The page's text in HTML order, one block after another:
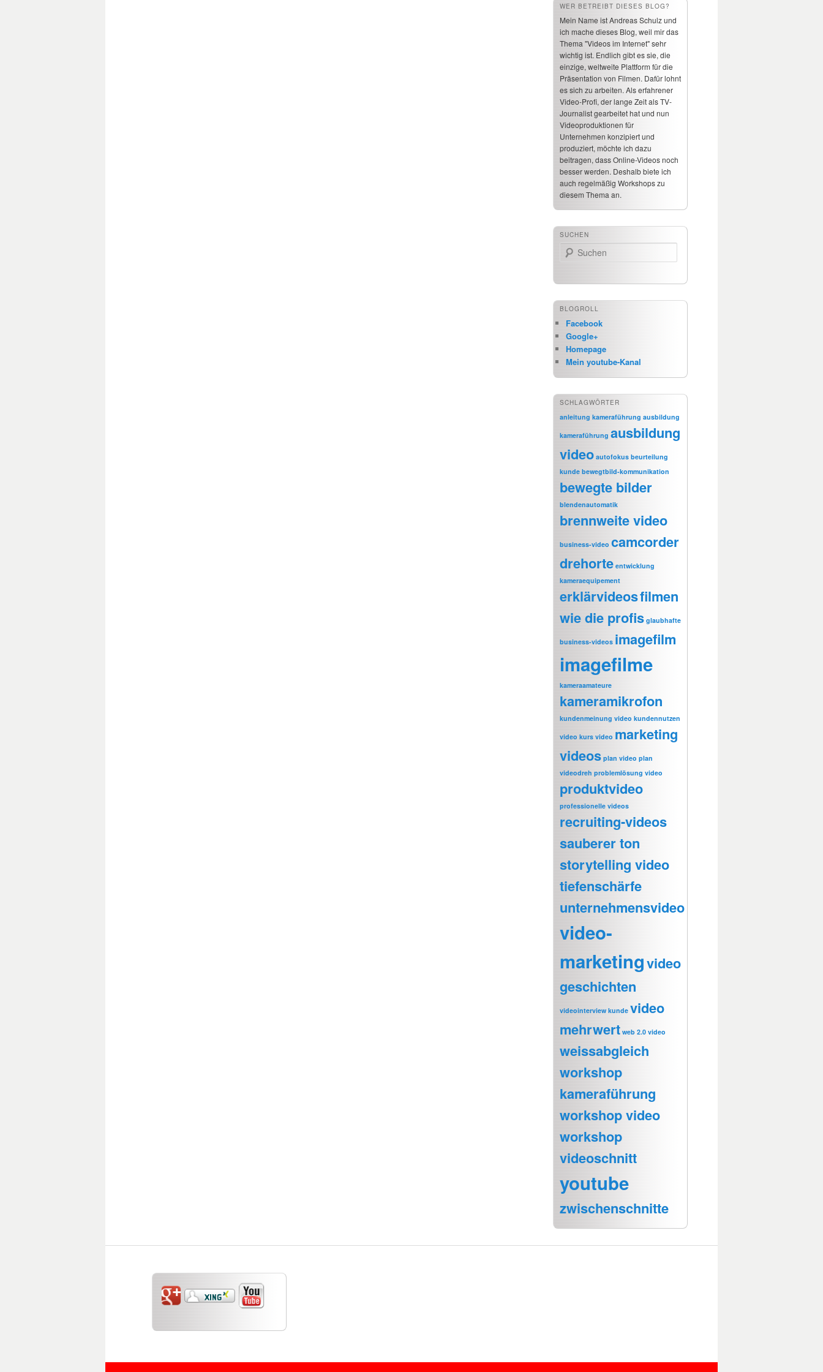
WER BETREIBT DIESES BLOG?
Mein Name ist Andreas Schulz und
ich mache dieses Blog, weil mir das
Thema "Videos im Internet" sehr
wichtig ist. Endlich gibt es sie, die
einzige, weltweite Plattform für die
Präsentation von Filmen. Dafür lohnt
es sich zu arbeiten. Als erfahrener
Video-Profi, der lange Zeit als TV-
Journalist gearbeitet hat und nun
Videoproduktionen für
Unternehmen konzipiert und
produziert, möchte ich dazu
beitragen, dass Online-Videos noch
besser werden. Deshalb biete ich
auch regelmäßig Workshops zu
diesem Thema an.
SUCHEN
Suchen
BLOGROLL
Facebook
Google+
Homepage
Mein youtube-Kanal
SCHLAGWÖRTER
anleitung kameraführung ausbildung
kameraführung ausbildung
video autofokus beurteilung
kunde bewegtbild-kommunikation
bewegte bilder
blendenautomatik
brennweite video
business-video camcorder
drehorte entwicklung
kameraequipement
erklärvideosfilmen
wie die profis glaubhafte
business-videos imagefilm
imagefilme
kameraamateure
kameramikrofon
kundenmeinung video kundennutzen
video kurs video marketing
videos plan video plan
videodreh problemlösung video
produktvideo
professionelle videos
recruiting-videos
sauberer ton
storytelling video
tiefenschärfe
unternehmensvideo
video-
marketingvideo
geschichten
videointerview kunde video
mehrwert web 2.0 video
weissabgleich
workshop
kameraführung
workshop video
workshop
videoschnitt
youtube
zwischenschnitte